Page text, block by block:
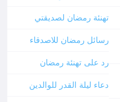
تهنئة رمضان لصديقتي
رسائل رمضان للاصدقاء
رد على تهنئة رمضان
دعاء ليلة القدر للوالدين